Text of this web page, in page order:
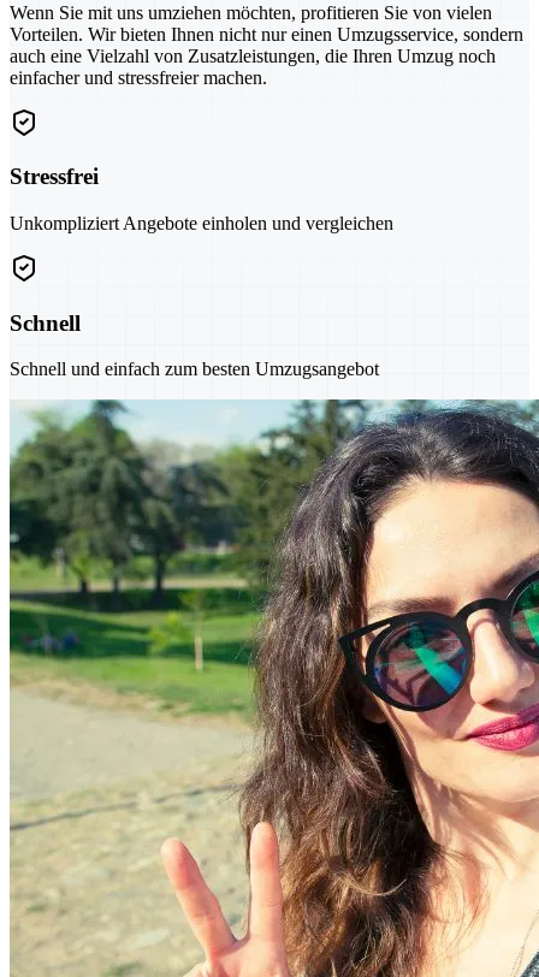
Wenn Sie mit uns umziehen möchten, profitieren Sie von vielen
Vorteilen. Wir bieten Ihnen nicht nur einen Umzugsservice, sondern
auch eine Vielzahl von Zusatzleistungen, die Ihren Umzug noch
einfacher und stressfreier machen.
Stressfrei
Unkompliziert Angebote einholen und vergleichen
Schnell
Schnell und einfach zum besten Umzugsangebot